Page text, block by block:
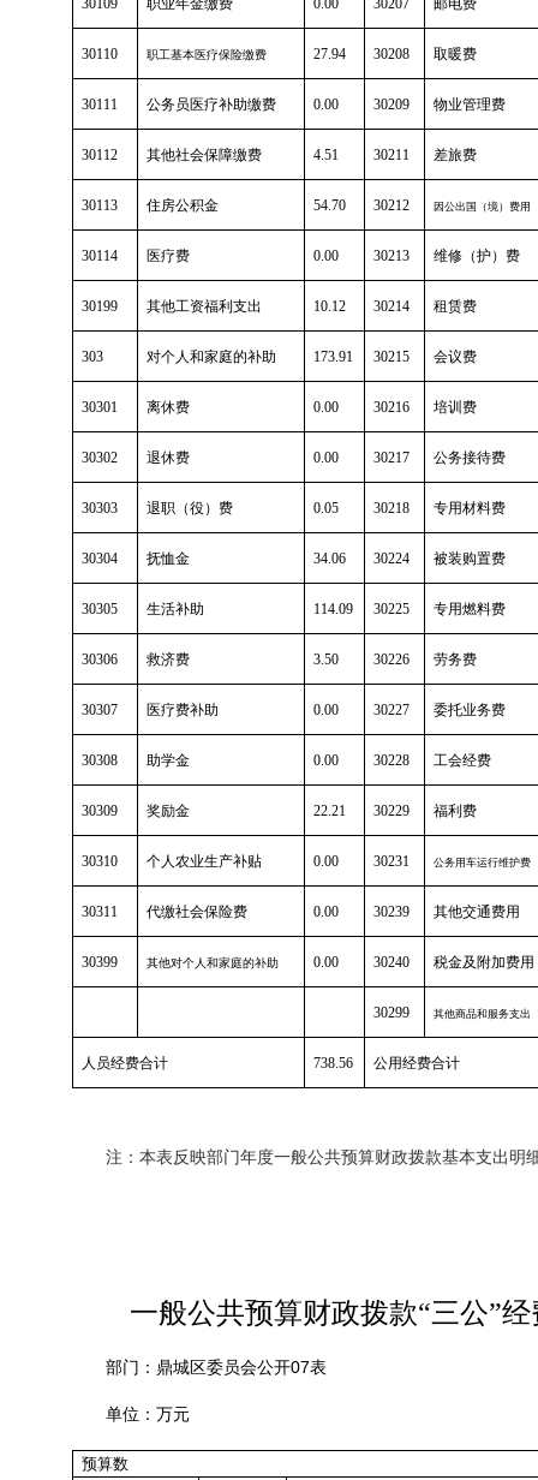
30109 职业年金缴费 0.00 30207 邮电费
30110 职工基本医疗保险缴费 27.94 30208 取暖费
30111 公务员医疗补助缴费 0.00 30209 物业管理费
30112 其他社会保障缴费 4.51 30211 差旅费
30113 住房公积金 54.70 30212 因公出国（境）费用
30114 医疗费 0.00 30213 维修（护）费
30199 其他工资福利支出 10.12 30214 租赁费
303 对个人和家庭的补助 173.91 30215 会议费
30301 离休费 0.00 30216 培训费
30302 退休费 0.00 30217 公务接待费
30303 退职（役）费 0.05 30218 专用材料费
30304 抚恤金 34.06 30224 被装购置费
30305 生活补助 114.09 30225 专用燃料费
30306 救济费 3.50 30226 劳务费
30307 医疗费补助 0.00 30227 委托业务费
30308 助学金 0.00 30228 工会经费
30309 奖励金 22.21 30229 福利费
30310 个人农业生产补贴 0.00 30231 公务用车运行维护费
30311 代缴社会保险费 0.00 30239 其他交通费用
30399 其他对个人和家庭的补助 0.00 30240 税金及附加费用
30299 其他商品和服务支出
人员经费合计 738.56 公用经费合计
注：本表反映部门年度一般公共预算财政拨款基本支出明
一般公共预算财政拨款“三公”
部门：鼎城区委员会公开07表
单位：万元
预算数